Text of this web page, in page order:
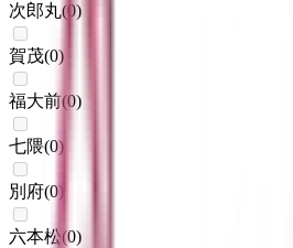
次郎丸(0)
賀茂(0)
福大前(0)
七隈(0)
別府(0)
六本松(0)